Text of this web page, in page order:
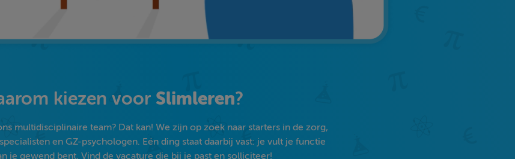
kiezen voor Slimleren?
multidisciplinaire team? Dat kan! We zijn op zoek naar starters in de zorg,
en GZ-psychologen. Eén ding staat daarbij vast: je vult je functie
je gewend bent. Vind de vacature die bij je past en solliciteer!